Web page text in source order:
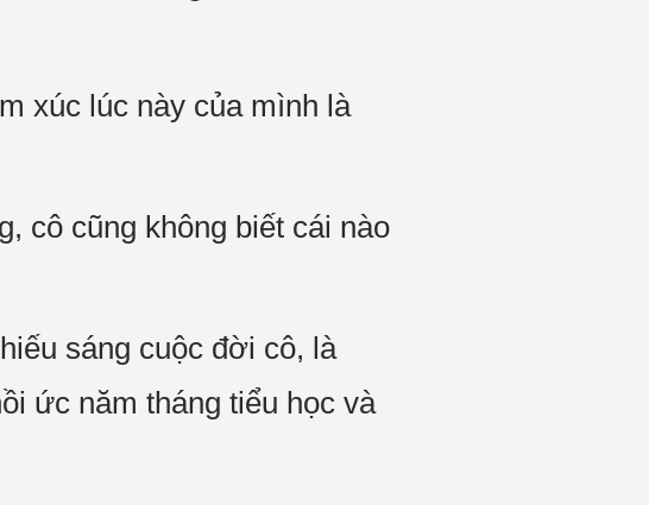
xúc lúc này của mình là
cô cũng không biết cái nào
sáng cuộc đời cô, là
ức năm tháng tiểu học và